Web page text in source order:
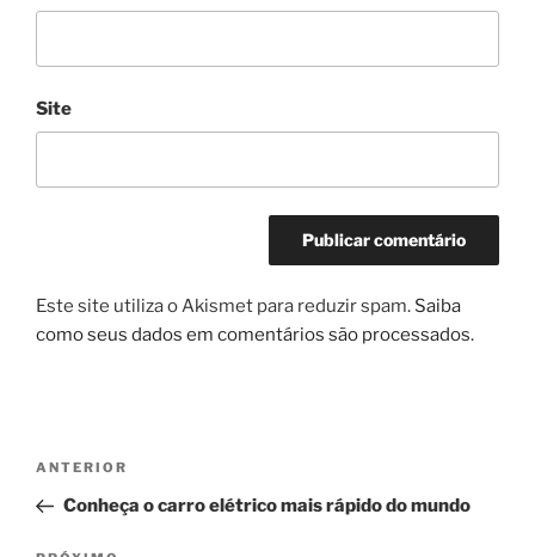
Site
Este site utiliza o Akismet para reduzir spam. Saiba
como seus dados em comentários são processados.
Navegação
Post
Post
anterior
ANTERIOR
Conheça o carro elétrico mais rápido do mundo